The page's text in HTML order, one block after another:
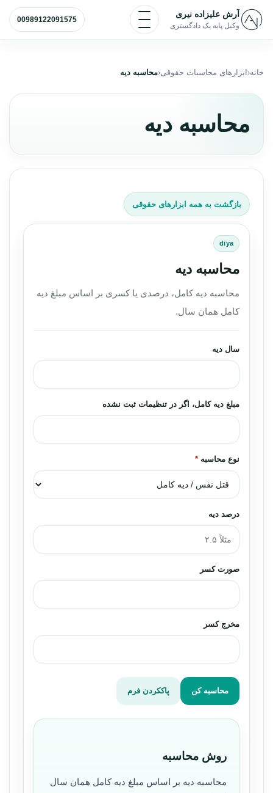
پرش به محتوا
آرش علیزاده نیری
وکیل پایه یک دادگستری
باز و بسته کردن منو
00989122091575
خانه ابزارهای محاسبات حقوقی محاسبه دیه
محاسبه دیه
بازگشت به همه ابزارهای حقوقی
diya
محاسبه دیه
محاسبه دیه کامل، درصدی یا کسری بر اساس مبلغ دیه
کامل همان سال.
سال دیه
مبلغ دیه کامل، اگر در تنظیمات ثبت نشده
نوع محاسبه *
درصد دیه
صورت کسر
مخرج کسر
محاسبه کن پاککردن فرم
روش محاسبه
محاسبه دیه بر اساس مبلغ دیه کامل همان سال